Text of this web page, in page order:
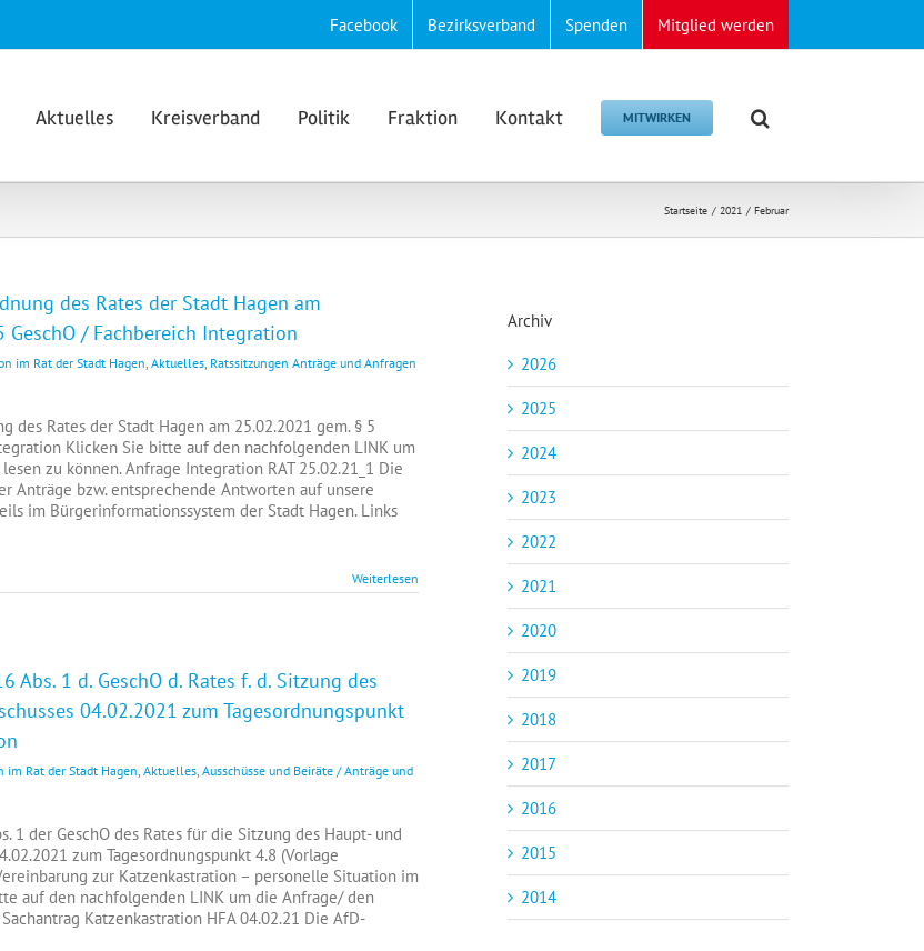
Facebook Bezirksverband Spenden Mitglied werden
Aktuelles Kreisverband Politik Fraktion Kontakt MITWIRKEN
Startseite 2021 Februar
des Rates der Stadt Hagen am
GeschO / Fachbereich Integration
im Rat der Stadt Hagen, Aktuelles, Ratssitzungen Anträge und Anfragen
des Rates der Stadt Hagen am 25.02.2021 gem. § 5
Klicken Sie bitte auf den nachfolgenden LINK um
zu können. Anfrage Integration RAT 25.02.21_1 Die
Anträge bzw. entsprechende Antworten auf unsere
im Bürgerinformationssystem der Stadt Hagen. Links
Weiterlesen
Abs. 1 d. GeschO d. Rates f. d. Sitzung des
04.02.2021 zum Tagesordnungspunkt
im Rat der Stadt Hagen, Aktuelles, Ausschüsse und Beiräte / Anträge und
1 der GeschO des Rates für die Sitzung des Haupt- und
zum Tagesordnungspunkt 4.8 (Vorlage
zur Katzenkastration – personelle Situation im
auf den nachfolgenden LINK um die Anfrage/ den
Katzenkastration HFA 04.02.21 Die AfD-
Archiv
2026
2025
2024
2023
2022
2021
2020
2019
2018
2017
2016
2015
2014